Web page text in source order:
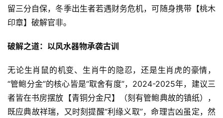
留三分自保，冬季出生者若遇财务危机，可随身携带【桃木
印章】破解官非。
破解之道：以风水器物承袭古训
无论生肖鼠的机变、生肖牛的隐忍，还是生肖虎的豪情，
“管鲍分金”的核心皆是“取舍有度”，2024-2025年，建议三
者皆在书房摆放【青铜分金尺】（刻有管鲍典故的镇纸），
既应典故祥瑞，又时刻提醒“利缘义取”，命理吉凶虽定，然